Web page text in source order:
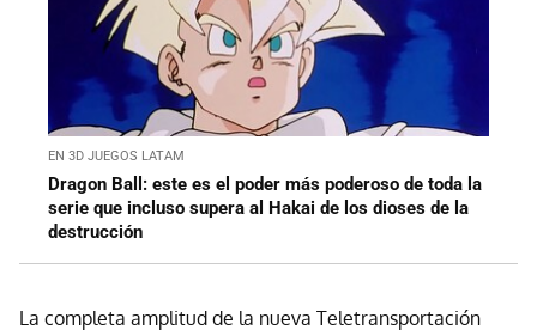
EN 3D JUEGOS LATAM
Dragon Ball: este es el poder más poderoso de toda la
serie que incluso supera al Hakai de los dioses de la
destrucción
La completa amplitud de la nueva Teletransportación